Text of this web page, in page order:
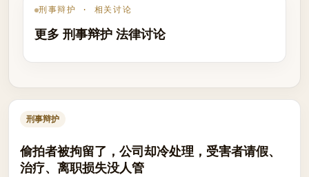
刑事辩护 · 相关讨论
更多 刑事辩护 法律讨论
刑事辩护
偷拍者被拘留了，公司却冷处理，受害者请假、
治疗、离职损失没人管